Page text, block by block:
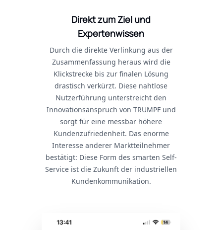
Direkt zum Ziel und
Expertenwissen
Durch die direkte Verlinkung aus der
Zusammenfassung heraus wird die
Klickstrecke bis zur finalen Lösung
drastisch verkürzt. Diese nahtlose
Nutzerführung unterstreicht den
Innovationsanspruch von TRUMPF und
sorgt für eine messbar höhere
Kundenzufriedenheit. Das enorme
Interesse anderer Marktteilnehmer
bestätigt: Diese Form des smarten Self-
Service ist die Zukunft der industriellen
Kundenkommunikation.